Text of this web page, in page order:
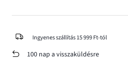
Ingyenes szállítás 15 999 Ft-tól
100 nap a visszaküldésre